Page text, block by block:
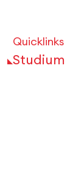
Quicklinks
Studium